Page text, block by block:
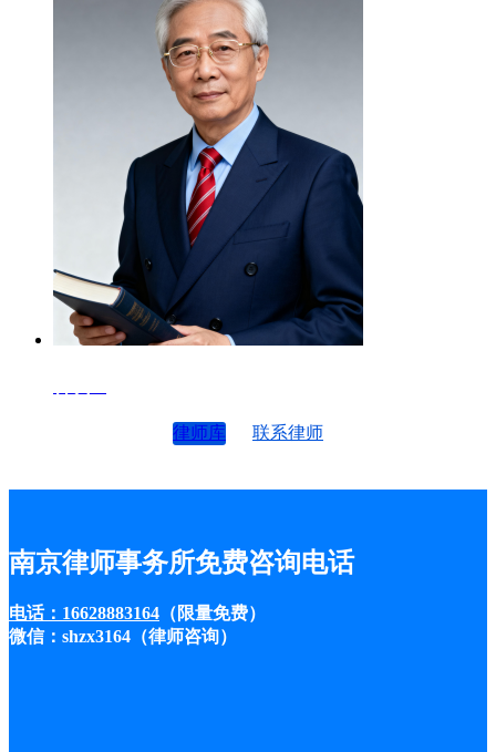
律师库 联系律师
南京律师事务所免费咨询电话
电话：16628883164 （限量免费）
微信：shzx3164（律师咨询）